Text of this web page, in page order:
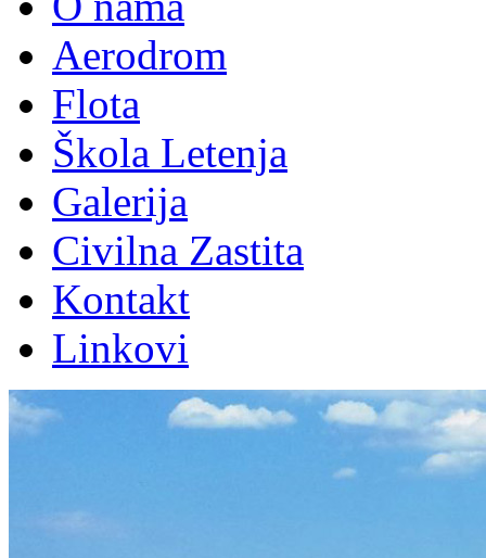
Aerodrom
Flota
Škola Letenja
Galerija
Civilna Zastita
Kontakt
Linkovi